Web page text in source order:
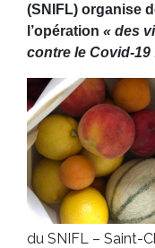
(SNIFL) organise
l’opération « des
contre le Covid-19
du SNIFL – Saint-